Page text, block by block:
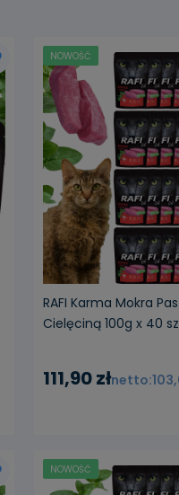
RAFI Karma Mokra
Cielęciną 100g x 40
111,90 zł
NOWOŚĆ
NOWOŚĆ